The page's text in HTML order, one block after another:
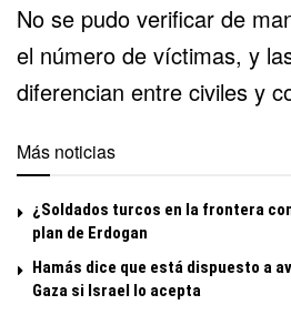
No se pudo verificar de
el número de víctimas, y
diferencian entre civiles y
Más noticias
¿Soldados turcos en la frontera
plan de Erdogan
Hamás dice que está dispuesto a
Gaza si Israel lo acepta